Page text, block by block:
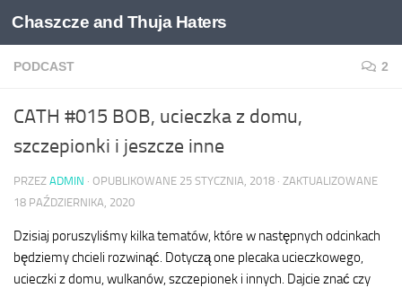
Skip to content
Chaszcze and Thuja Haters
PODCAST 2
CATH #015 BOB, ucieczka z domu,
szczepionki i jeszcze inne
PRZEZ ADMIN · OPUBLIKOWANE 25 STYCZNIA, 2018 · ZAKTUALIZOWANE
18 PAŹDZIERNIKA, 2020
Dzisiaj poruszyliśmy kilka tematów, które w następnych odcinkach
będziemy chcieli rozwinąć. Dotyczą one plecaka ucieczkowego,
ucieczki z domu, wulkanów, szczepionek i innych. Dajcie znać czy